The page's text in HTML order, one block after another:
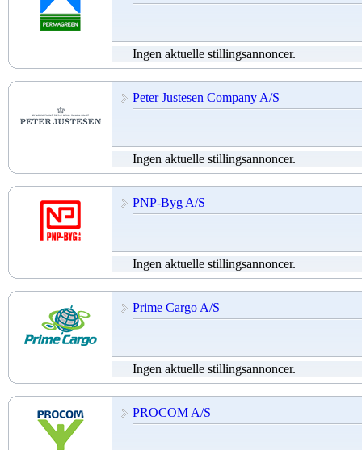
Ingen aktuelle stillingsannoncer.
Peter Justesen Company A/S
Ingen aktuelle stillingsannoncer.
PNP-Byg A/S
Ingen aktuelle stillingsannoncer.
Prime Cargo A/S
Ingen aktuelle stillingsannoncer.
PROCOM A/S